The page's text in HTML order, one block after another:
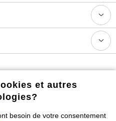
bonprix sur
en susfrais de port & de service
et autres
besoin de votre consentement